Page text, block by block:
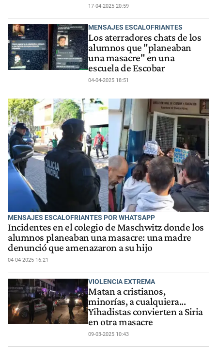
17-04-2025 20:59
MENSAJES ESCALOFRIANTES
Los aterradores chats de los
alumnos que "planeaban
una masacre" en una
escuela de Escobar
04-04-2025 18:51
MENSAJES ESCALOFRIANTES POR WHATSAPP
Incidentes en el colegio de Maschwitz donde los
alumnos planeaban una masacre: una madre
denunció que amenazaron a su hijo
04-04-2025 16:21
VIOLENCIA EXTREMA
Matan a cristianos,
minorías, a cualquiera...
Yihadistas convierten a Siria
en otra masacre
09-03-2025 10:43